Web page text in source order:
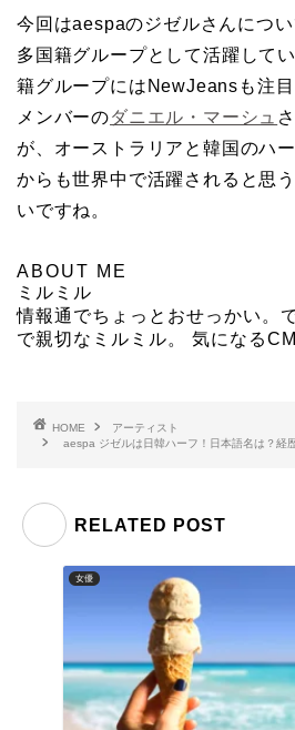
今回はaespaのジゼルさんについ
多国籍グループとして活躍して
籍グループにはNewJeansも注目
メンバーのダニエル・マーシュ
が、オーストラリアと韓国のハ
からも世界中で活躍されると思
いですね。
ABOUT ME
ミルミル
情報通でちょっとおせっかい。
で親切なミルミル。 気になる
HOME
アーティスト
aespa ジゼルは日韓ハーフ！日本語名は？経
RELATED POST
女優